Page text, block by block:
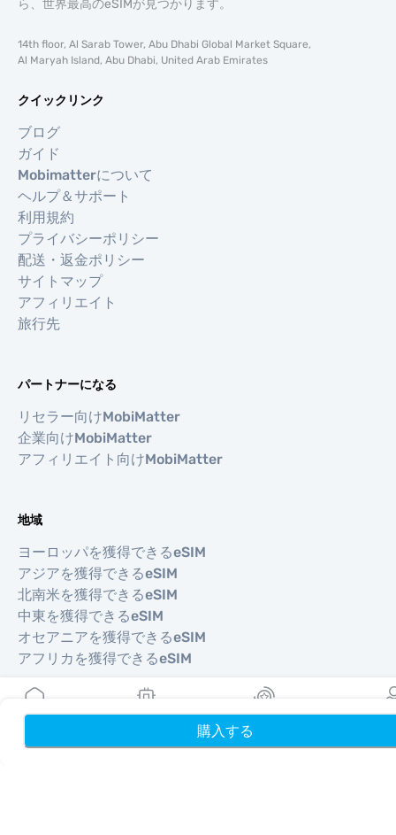
購入する
ら、世界最高のeSIMが見つかります。
14th floor, Al Sarab Tower, Abu Dhabi Global Market Square,
Al Maryah Island, Abu Dhabi, United Arab Emirates
クイックリンク
ブログ
ガイド
Mobimatterについて
ヘルプ＆サポート
利用規約
プライバシーポリシー
配送・返金ポリシー
サイトマップ
アフィリエイト
旅行先
パートナーになる
リセラー向けMobiMatter
企業向けMobiMatter
アフィリエイト向けMobiMatter
地域
ヨーロッパを獲得できるeSIM
アジアを獲得できるeSIM
北南米を獲得できるeSIM
中東を獲得できるeSIM
オセアニアを獲得できるeSIM
アフリカを獲得できるeSIM
国
米国を獲得できるeSIM
リワード